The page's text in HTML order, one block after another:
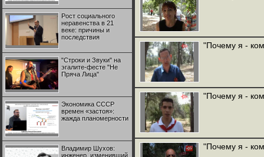
Рост социального
неравенства в 21
веке: причины и
последствия
"Строки и Звуки" на
эгалите-фесте "Не
Пряча Лица"
Экономика СССР
времен «застоя»:
жажда планомерности
Владимир Шухов:
инженер, изменивший
"Почему я -
"Почему я -
"Почему я -